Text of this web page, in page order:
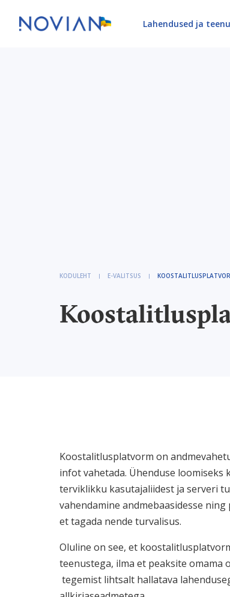
Lahendused ja
KODULEHT E-VALITSUS KOOSTALITLUSPLATVORM JA
Koostalitlusplatvorm on
infot vahetada. Ühenduse loomiseks
terviklikku kasutajaliidest ja serveri
vahendamine andmebaasidesse
et tagada nende turvalisus.
Oluline on see, et
teenustega, ilma et peaksite omama
tegemist lihtsalt hallatava